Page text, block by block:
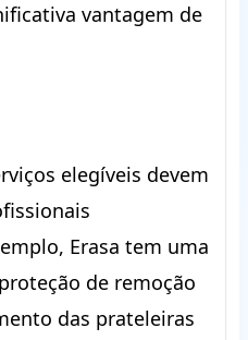
vantagem de
elegíveis devem
Erasa tem uma
de remoção
das prateleiras